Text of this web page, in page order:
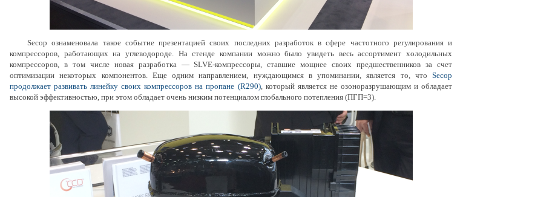
Secop ознаменовала такое событие презентацией своих последних разработок в сфере частотного регулирования и
компрессоров, работающих на углеводороде. На стенде компании можно было увидеть весь ассортимент холодильных
компрессоров, в том числе новая разработка — SLVE-компрессоры, ставшие мощнее своих предшественников за счет
оптимизации некоторых компонентов. Еще одним направлением, нуждающимся в упоминании, является то, что Secop
продолжает развивать линейку своих компрессоров на пропане (R290), который является не озоноразрушающим и обладает
высокой эффективностью, при этом обладает очень низким потенциалом глобального потепления (ПГП=3).